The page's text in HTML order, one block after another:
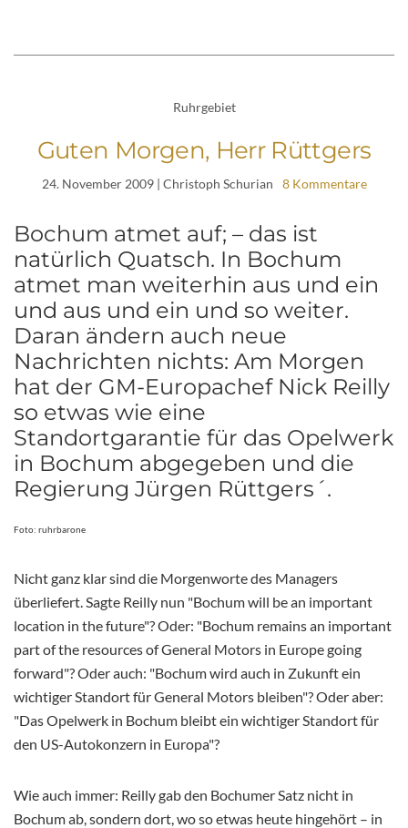
Ruhrgebiet
Guten Morgen, Herr Rüttgers
24. November 2009| Christoph Schurian 8 Kommentare
Bochum atmet auf; – das ist
natürlich Quatsch. In Bochum
atmet man weiterhin aus und ein
und aus und ein und so weiter.
Daran ändern auch neue
Nachrichten nichts: Am Morgen
hat der GM-Europachef Nick Reilly
so etwas wie eine
Standortgarantie für das Opelwerk
in Bochum abgegeben und die
Regierung Jürgen Rüttgers´.
Foto: ruhrbarone
Nicht ganz klar sind die Morgenworte des Managers
überliefert. Sagte Reilly nun "Bochum will be an important
location in the future"? Oder: "Bochum remains an important
part of the resources of General Motors in Europe going
forward"? Oder auch: "Bochum wird auch in Zukunft ein
wichtiger Standort für General Motors bleiben"? Oder aber:
"Das Opelwerk in Bochum bleibt ein wichtiger Standort für
den US-Autokonzern in Europa"?
Wie auch immer: Reilly gab den Bochumer Satz nicht in
Bochum ab, sondern dort, wo so etwas heute hingehört – in